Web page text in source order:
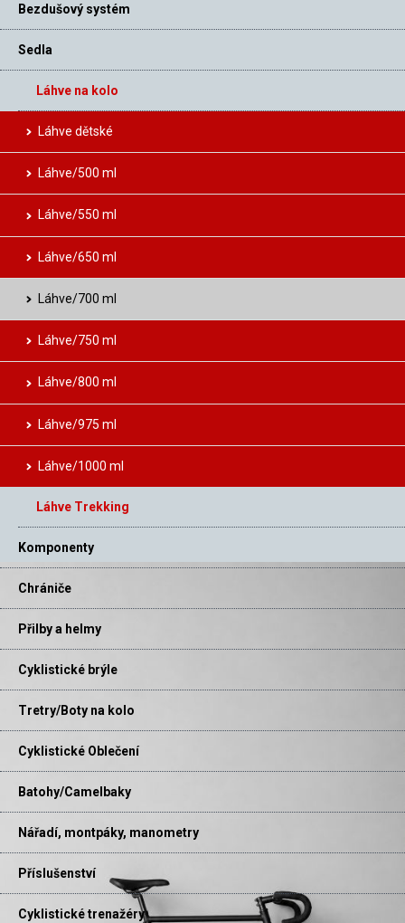
Bezdušový systém
Sedla
Láhve na kolo
Láhve dětské
Láhve/500 ml
Láhve/550 ml
Láhve/650 ml
Láhve/700 ml
Láhve/750 ml
Láhve/800 ml
Láhve/975 ml
Láhve/1000 ml
Láhve Trekking
Komponenty
Chrániče
Přilby a helmy
Cyklistické brýle
Tretry/Boty na kolo
Cyklistické Oblečení
Batohy/Camelbaky
Nářadí, montpáky, manometry
Příslušenství
Cyklistické trenažéry